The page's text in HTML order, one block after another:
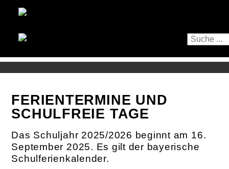
FERIENTERMINE UND
SCHULFREIE TAGE
Das Schuljahr 2025/2026 beginnt am 16.
September 2025. Es gilt der bayerische
Schulferienkalender.